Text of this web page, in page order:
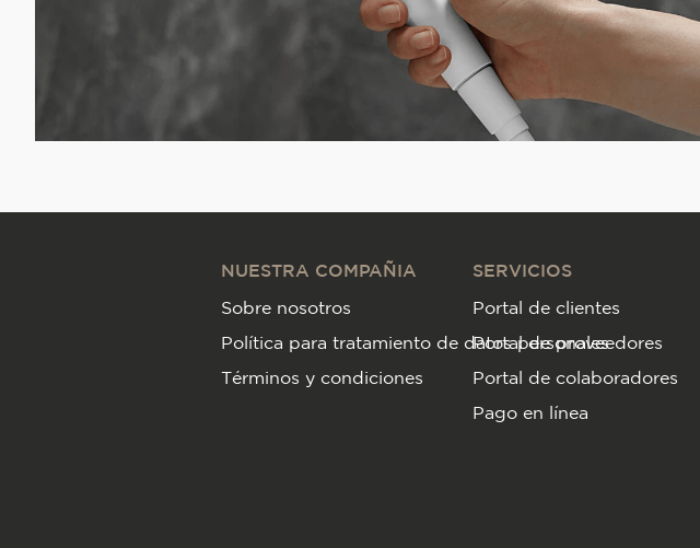
NUESTRA COMPAÑIA
Sobre nosotros
Política para tratamiento de datos personales
Términos y condiciones
SERVICIOS
Portal de clientes
Portal de proveedores
Portal de colaboradores
Pago en línea